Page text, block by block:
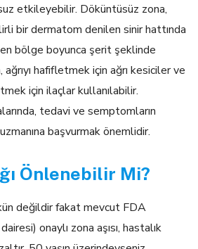
etkileyebilir. Döküntüsüz zona,
bir dermatom denilen sinir hattında
bölge boyunca şerit şeklinde
hafifletmek için ağrı kesiciler ve
için ilaçlar kullanılabilir.
tedavi ve semptomların
başvurmak önemlidir.
Önlenebilir Mi?
değildir fakat mevcut FDA
onaylı zona aşısı, hastalık